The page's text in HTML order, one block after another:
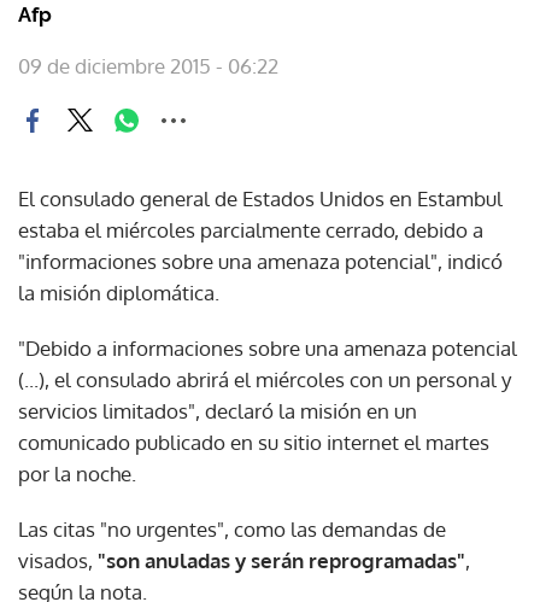
Afp
09 de diciembre 2015 - 06:22
El consulado general de Estados Unidos en Estambul
estaba el miércoles parcialmente cerrado, debido a
"informaciones sobre una amenaza potencial", indicó
la misión diplomática.
"Debido a informaciones sobre una amenaza potencial
(...), el consulado abrirá el miércoles con un personal y
servicios limitados", declaró la misión en un
comunicado publicado en su sitio internet el martes
por la noche.
Las citas "no urgentes", como las demandas de
visados, "son anuladas y serán reprogramadas",
según la nota.